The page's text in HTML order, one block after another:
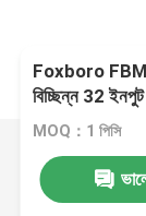
Foxboro
বিচ্ছিন্ন 32
MOQ：1 পিসি